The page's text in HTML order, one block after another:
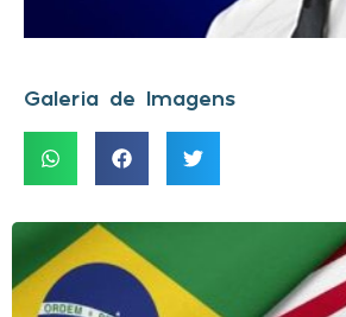
Galeria de Imagens